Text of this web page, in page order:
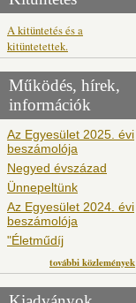
A kitüntetés és a
kitüntetettek.
Működés, hírek,
információk
Az Egyesület 2025. évi
beszámolója
Negyed évszázad
Ünnepeltünk
Az Egyesület 2024. évi
beszámolója
"Életműdíj
további közlemények